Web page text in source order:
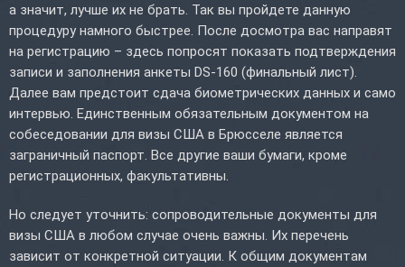
а значит, лучше их не брать. Так вы пройдете данную
процедуру намного быстрее. После досмотра вас направят
на регистрацию – здесь попросят показать подтверждения
записи и заполнения анкеты DS-160 (финальный лист).
Далее вам предстоит сдача биометрических данных и само
интервью. Единственным обязательным документом на
собеседовании для визы США в Брюсселе является
заграничный паспорт. Все другие ваши бумаги, кроме
регистрационных, факультативны.
Но следует уточнить: сопроводительные документы для
визы США в любом случае очень важны. Их перечень
зависит от конкретной ситуации. К общим документам